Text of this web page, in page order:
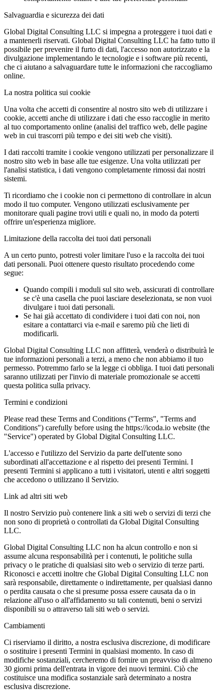
Salvaguardia e sicurezza dei dati
Global Digital Consulting LLC si impegna a proteggere i tuoi dati e
a mantenerli riservati. Global Digital Consulting LLC ha fatto tutto il
possibile per prevenire il furto di dati, l'accesso non autorizzato e la
divulgazione implementando le tecnologie e i software più recenti,
che ci aiutano a salvaguardare tutte le informazioni che raccogliamo
online.
La nostra politica sui cookie
Una volta che accetti di consentire al nostro sito web di utilizzare i
cookie, accetti anche di utilizzare i dati che esso raccoglie in merito
al tuo comportamento online (analisi del traffico web, delle pagine
web in cui trascorri più tempo e dei siti web che visiti).
I dati raccolti tramite i cookie vengono utilizzati per personalizzare il
nostro sito web in base alle tue esigenze. Una volta utilizzati per
l'analisi statistica, i dati vengono completamente rimossi dai nostri
sistemi.
Ti ricordiamo che i cookie non ci permettono di controllare in alcun
modo il tuo computer. Vengono utilizzati esclusivamente per
monitorare quali pagine trovi utili e quali no, in modo da poterti
offrire un'esperienza migliore.
Limitazione della raccolta dei tuoi dati personali
A un certo punto, potresti voler limitare l'uso e la raccolta dei tuoi
dati personali. Puoi ottenere questo risultato procedendo come
segue:
Quando compili i moduli sul sito web, assicurati di controllare
se c'è una casella che puoi lasciare deselezionata, se non vuoi
divulgare i tuoi dati personali.
Se hai già accettato di condividere i tuoi dati con noi, non
esitare a contattarci via e-mail e saremo più che lieti di
modificarli.
Global Digital Consulting LLC non affitterà, venderà o distribuirà le
tue informazioni personali a terzi, a meno che non abbiamo il tuo
permesso. Potremmo farlo se la legge ci obbliga. I tuoi dati personali
saranno utilizzati per l'invio di materiale promozionale se accetti
questa politica sulla privacy.
Termini e condizioni
Please read these Terms and Conditions ("Terms", "Terms and
Conditions") carefully before using the https://icoda.io website (the
"Service") operated by Global Digital Consulting LLC.
L'accesso e l'utilizzo del Servizio da parte dell'utente sono
subordinati all'accettazione e al rispetto dei presenti Termini. I
presenti Termini si applicano a tutti i visitatori, utenti e altri soggetti
che accedono o utilizzano il Servizio.
Link ad altri siti web
Il nostro Servizio può contenere link a siti web o servizi di terzi che
non sono di proprietà o controllati da Global Digital Consulting
LLC.
Global Digital Consulting LLC non ha alcun controllo e non si
assume alcuna responsabilità per i contenuti, le politiche sulla
privacy o le pratiche di qualsiasi sito web o servizio di terze parti.
Riconosci e accetti inoltre che Global Digital Consulting LLC non
sarà responsabile, direttamente o indirettamente, per qualsiasi danno
o perdita causata o che si presume possa essere causata da o in
relazione all'uso o all'affidamento su tali contenuti, beni o servizi
disponibili su o attraverso tali siti web o servizi.
Cambiamenti
Ci riserviamo il diritto, a nostra esclusiva discrezione, di modificare
o sostituire i presenti Termini in qualsiasi momento. In caso di
modifiche sostanziali, cercheremo di fornire un preavviso di almeno
30 giorni prima dell'entrata in vigore dei nuovi termini. Ciò che
costituisce una modifica sostanziale sarà determinato a nostra
esclusiva discrezione.